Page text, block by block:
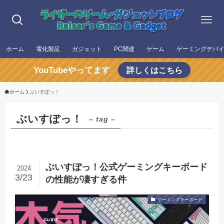
ホーム 電化製品 ガジェット PC関連 ゲーム ゲーミングデバ
YouTubeやってます 詳しくはこちら
ホーム ぶいすぽっ！
ぶいすぽっ！ – tag –
ぶいすぽっ！公式ゲーミングキーボード
の性能が凄すぎる件
2024
3/23
ゲーミングキーボード